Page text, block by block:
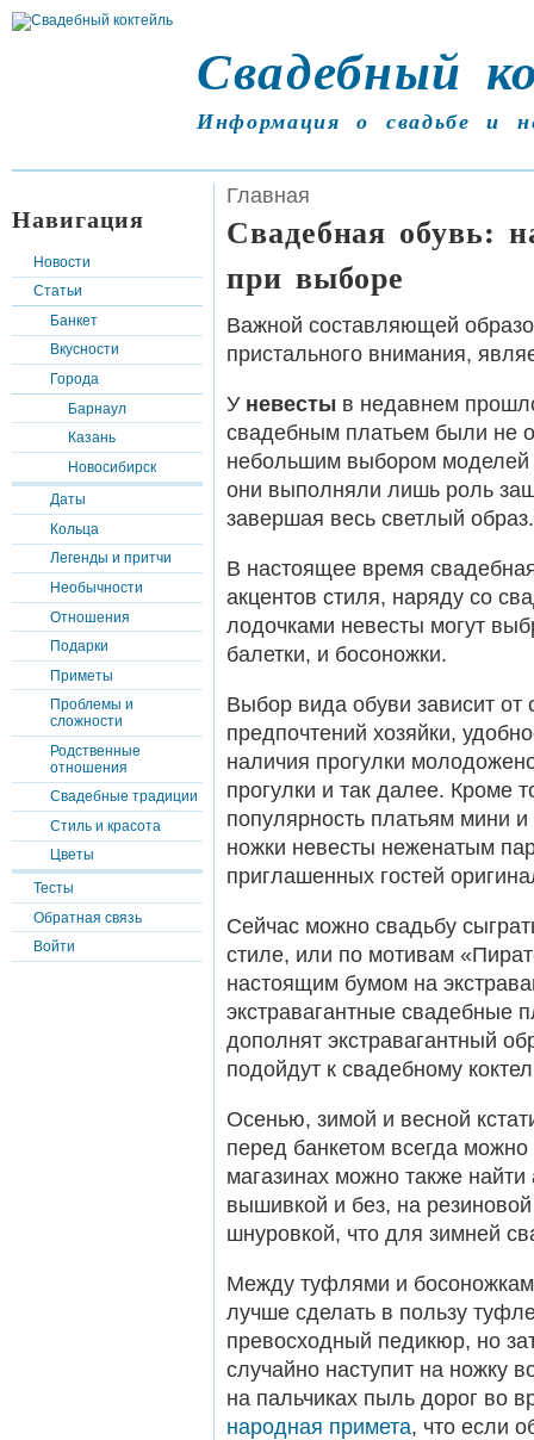
Свадебный
Информация о свадьбе и
Навигация
Новости
Статьи
Банкет
Вкусности
Города
Барнаул
Казань
Новосибирск
Даты
Кольца
Легенды и притчи
Необычности
Отношения
Подарки
Приметы
Проблемы и
сложности
Родственные
отношения
Свадебные традиции
Стиль и красота
Цветы
Тесты
Обратная связь
Войти
Главная
Свадебная обувь:
при выборе
Важной составляющей
пристального внимания,
У невесты в недавнем
свадебным платьем были не
небольшим выбором моделей
они выполняли лишь роль
завершая весь светлый образ.
В настоящее время
акцентов стиля, наряду со
лодочками невесты могут
балетки, и босоножки.
Выбор вида обуви зависит от
предпочтений хозяйки,
наличия прогулки
прогулки и так далее. Кроме
популярность платьям мини
ножки невесты неженатым
приглашенных гостей
Сейчас можно свадьбу
стиле, или по мотивам
настоящим бумом на
экстравагантные свадебные
дополнят экстравагантный
подойдут к свадебному
Осенью, зимой и весной
перед банкетом всегда
магазинах можно также
вышивкой и без, на
шнуровкой, что для зимней
Между туфлями и
лучше сделать в пользу
превосходный педикюр, но
случайно наступит на ножку
на пальчиках пыль дорог во
народная примета, что если